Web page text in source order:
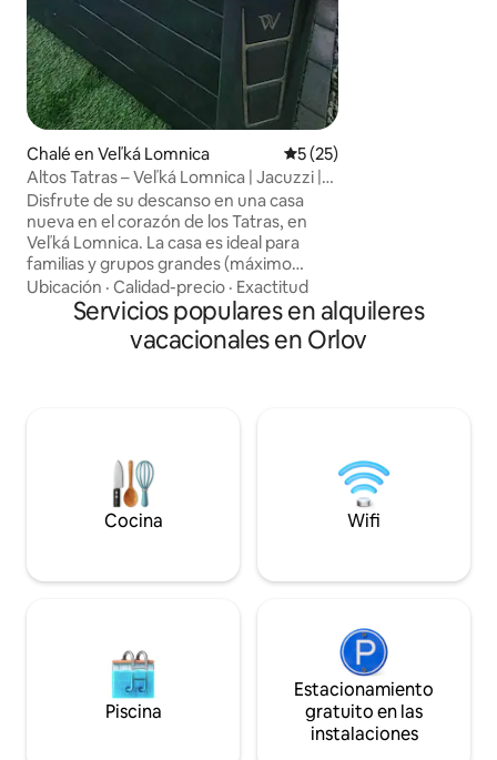
Chalé en Veľká Lomnica Calificación promedio: 5 de
5 (25)
Altos Tatras – Veľká Lomnica | Jacuzzi |
8 huéspedes
Disfrute de su descanso en una casa
nueva en el corazón de los Tatras, en
Veľká Lomnica. La casa es ideal para
familias y grupos grandes (máximo
12 personas). La capacidad de las
habitaciones es de 8 huéspedes (hay
4 plazas adicionales para dormir en el
ático, pero el acceso mediante escaleras
el lugar ideal para relajarse por
completo. Se encuentra a solo 10 km de
la estación de esquí de Tatranska
Ubicación · Calidad-precio · Exactitud
Servicios populares en alquileres
vacacionales en Orlov
Cocina Wifi
Piscina
Estacionamiento
gratuito en las
instalaciones